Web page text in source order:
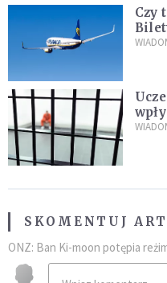
Czy
SKOMENTUJ
ONZ: Ban Ki-moon potępia